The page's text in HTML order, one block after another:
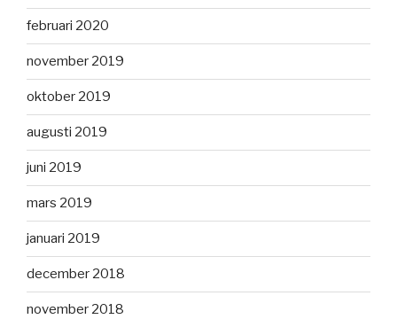
februari 2020
november 2019
oktober 2019
augusti 2019
juni 2019
mars 2019
januari 2019
december 2018
november 2018